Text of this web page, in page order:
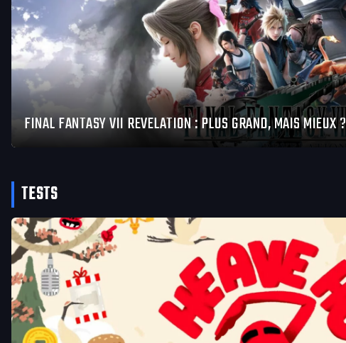
FINAL FANTASY VII REVELATION : PLUS GRAND, MAIS MIEUX ?
TESTS